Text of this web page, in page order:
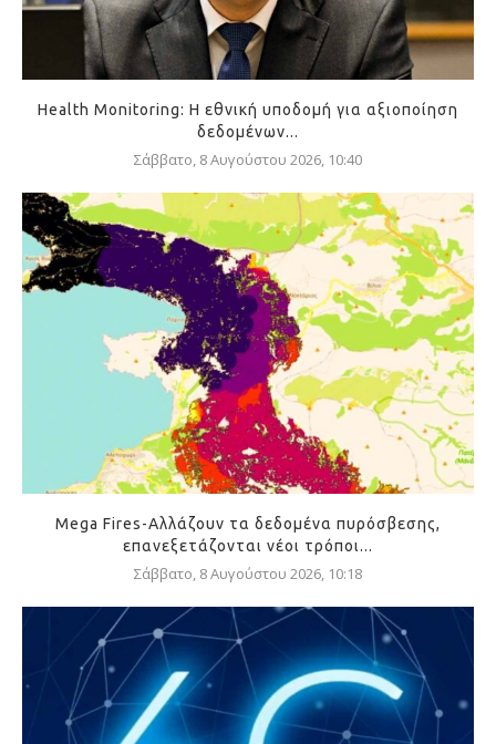
Health Monitoring: Η εθνική υποδομή για αξιοποίηση
δεδομένων...
Σάββατο, 8 Αυγούστου 2026, 10:40
Mega Fires-Αλλάζουν τα δεδομένα πυρόσβεσης,
επανεξετάζονται νέοι τρόποι...
Σάββατο, 8 Αυγούστου 2026, 10:18